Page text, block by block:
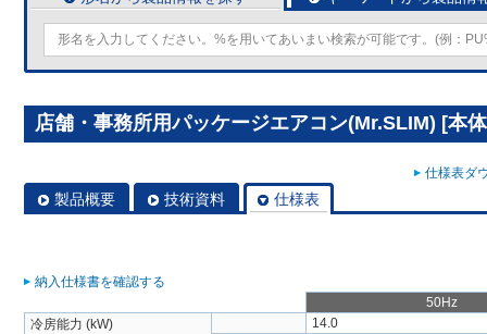
店舗・事務所用パッケージエアコン(Mr.SLIM) [本
仕様表ダ
製品概要 技術資料 仕様表
納入仕様書を確認する
50Hz
冷房能力 (kW)
14.0